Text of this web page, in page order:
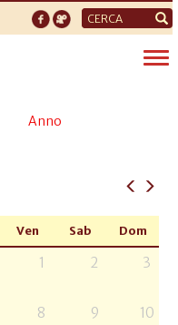
Form
di
ricerca
Anno
Ven Sab Dom
1 2 3
8 9 10